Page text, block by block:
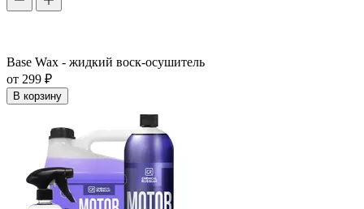
Base Wax - жидкий воск-осушитель
от 299 ₽
В корзину